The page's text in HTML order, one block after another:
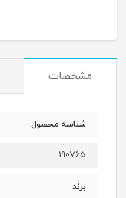
مشخصات
شناسه محصول
190765
برند